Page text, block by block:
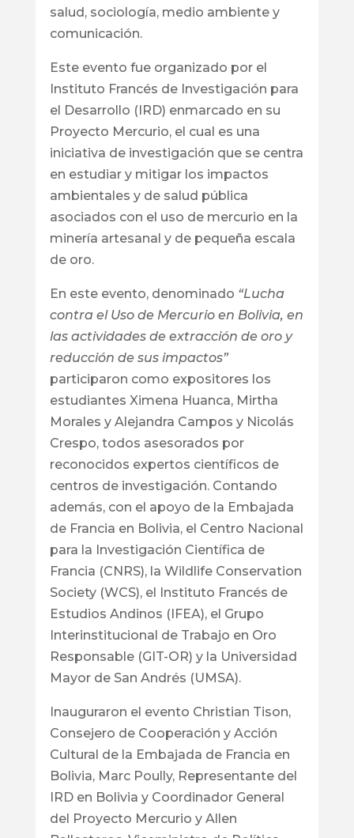
salud, sociología, medio ambiente y
comunicación.
Este evento fue organizado por el
Instituto Francés de Investigación para
el Desarrollo (IRD) enmarcado en su
Proyecto Mercurio, el cual es una
iniciativa de investigación que se centra
en estudiar y mitigar los impactos
ambientales y de salud pública
asociados con el uso de mercurio en la
minería artesanal y de pequeña escala
de oro.
En este evento, denominado “Lucha
contra el Uso de Mercurio en Bolivia, en
las actividades de extracción de oro y
reducción de sus impactos”
participaron como expositores los
estudiantes Ximena Huanca, Mirtha
Morales y Alejandra Campos y Nicolás
Crespo, todos asesorados por
reconocidos expertos científicos de
centros de investigación. Contando
además, con el apoyo de la Embajada
de Francia en Bolivia, el Centro Nacional
para la Investigación Científica de
Francia (CNRS), la Wildlife Conservation
Society (WCS), el Instituto Francés de
Estudios Andinos (IFEA), el Grupo
Interinstitucional de Trabajo en Oro
Responsable (GIT-OR) y la Universidad
Mayor de San Andrés (UMSA).
Inauguraron el evento Christian Tison,
Consejero de Cooperación y Acción
Cultural de la Embajada de Francia en
Bolivia, Marc Poully, Representante del
IRD en Bolivia y Coordinador General
del Proyecto Mercurio y Allen